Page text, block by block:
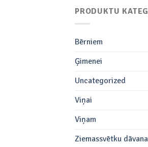
PRODUKTU
Bērniem
Ģimenei
Uncategorized
Viņai
Viņam
Ziemassvētku